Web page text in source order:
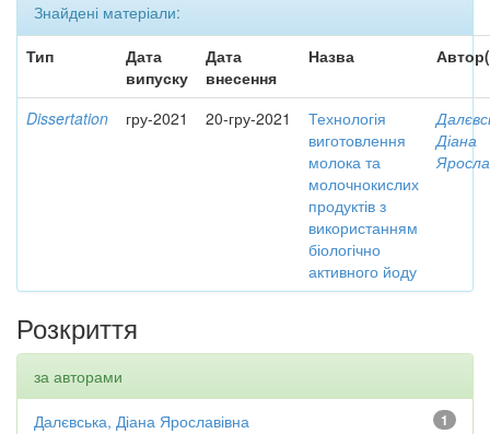
Знайдені матеріали:
Тип
Дата
випуску
Дата
внесення
Назва
Dissertation гру-2021 20-гру-2021
Технологія
виготовлення
молока та
молочнокислих
продуктів з
використанням
біологічно
активного йоду
Діана
Розкриття
за авторами
1
Далєвська, Діана Ярославівна